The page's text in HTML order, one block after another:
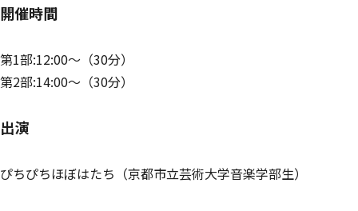
開催時間
第1部:12:00～（30分）
第2部:14:00～（30分）
出演
ぴちぴちほぼはたち（京都市立芸術大学音楽学部生）